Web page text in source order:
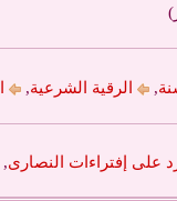
, الرقية الشرعية,
على إفتراءات النصارى,